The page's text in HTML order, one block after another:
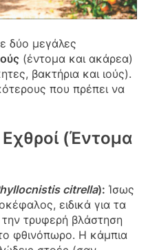
δύο μεγάλες
(έντομα και ακάρεα)
βακτήρια και ιούς).
που πρέπει να
Εχθροί (Έντομα
citrella): Ίσως
ειδικά για τα
τρυφερή βλάστηση
φθινόπωρο. Η κάμπια